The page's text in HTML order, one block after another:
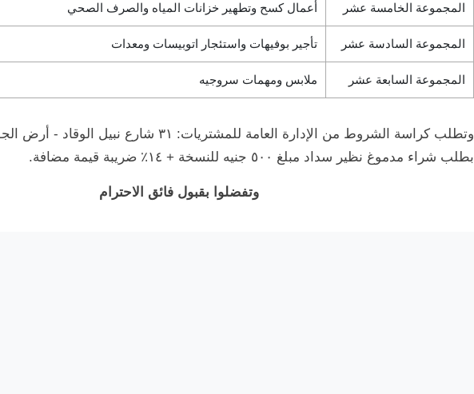
المجموعة الخامسة عشر أعمال كسح وتطهير خزانات المياه والصرف الصحي
المجموعة السادسة عشر تأجير بوفيهات واستئجار اتوبيسات ومعدات
المجموعة السابعة عشر ملابس ومهمات سروجيه
وتطلب كراسة الشروط من الإدارة العامة للمشتريات: ٣١
بطلب شراء مدموغ نظير سداد مبلغ ٥٠٠ جنيه للنسخة + ١٤٪ ضريبة قيمة مضافة.
وتفضلوا بقبول فائق الاحترام